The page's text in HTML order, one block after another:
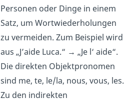
Personen oder Dinge in einem
Satz, um Wortwiederholungen
zu vermeiden. Zum Beispiel wird
aus „J’aide Luca.“ → „Je l‘ aide“.
Die direkten Objektpronomen
sind me, te, le/la, nous, vous, les.
Zu den indirekten